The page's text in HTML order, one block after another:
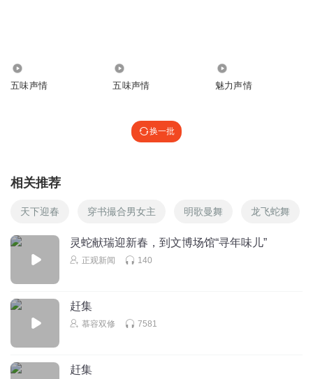
船、大头娃娃、毛驴、簪花、打铁花、《山海经》灯展、火
壶、火刀、火棍、甩花火、火扇、火流星等丰富的非遗技艺
红纸彤彤，墨香阵阵。在“搜货计”现场，来自肥东各界的书
法家们铺展红纸，凝神聚气，挥毫泼墨，一会儿工夫，一幅
幅蕴含蛇年祝福语的春联就跃然纸上，浓浓的年味扑面而
来，排队等候领春联的游客队伍里三层外三层。
医市集，这些传统的中医服务项目一经亮相，立刻吸引了众
多游客前来围观、体验、咨询、问诊。
据悉，本届“搜货计”由中共肥东县委宣传部、肥东县商务
五味声情 五味声情 魅力声情
换一批
相关推荐
天下迎春 穿书撮合男女主 明歌曼舞 龙飞蛇舞
灵蛇献瑞迎新春，到文博场馆“寻年味儿”
正观新闻 140
赶集
慕容双修 7581
赶集